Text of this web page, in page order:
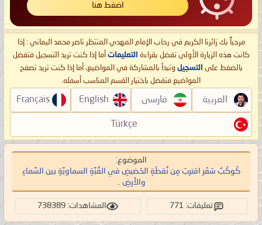
اضغط هنا
مرحباً بك زائرنا الكريم في رحاب الإمام المهدي المنتظر ناصر محمد اليماني : إذا
كانت هذه الزيارة الأولى تفضل بقراءة التعليمات أما إذا كنت تريد التسجيل فتفضل
بالضغط على التسجيل وتبدأ بالمشاركة في المواضيع، أما إذا كنت تريد تصفح
المواضيع فتفضل باختيار القسم المناسب أسفله.
العربية فارسی English
Français
Türkçe
الموضوع:
كَوكَبُ سَقَر اقتربَ مِن نُقطَةِ الحَضيضِ في القُبَّةِ السماويَّةِ بين السَّماءِ
والأرضِ ..
تعليقات: 771 المشاهدات: 738389